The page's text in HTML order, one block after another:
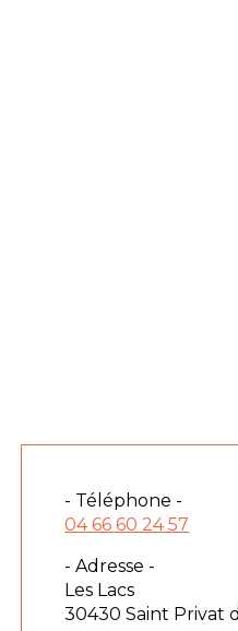
- Téléphone -
04 66 60 24 57
- Adresse -
Les Lacs
30430 Saint Privat